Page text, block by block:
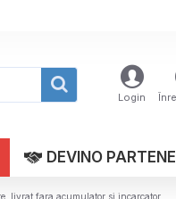
Login
DEVINO
livrat fara acumulator si incarcator